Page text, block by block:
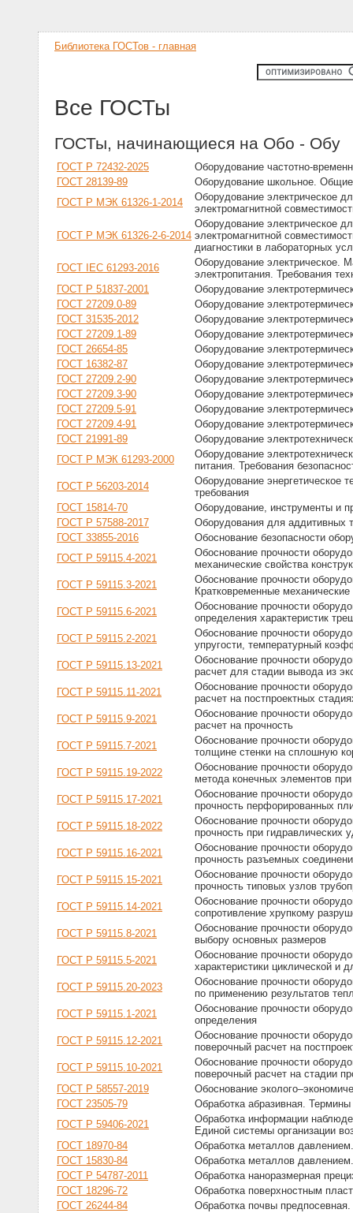
Библиотека ГОСТов - главная
Все ГОСТы
ГОСТы, начинающиеся на Обо - Обу
ГОСТ Р 72432-2025
Оборудование частотно-
ГОСТ 28139-89
Оборудование школьное. Общие
ГОСТ Р МЭК 61326-1-2014
Оборудование электрическое
электромагнитной
ГОСТ Р МЭК 61326-2-6-2014
Оборудование электрическое
электромагнитной
диагностики в лабораторных
ГОСТ IEC 61293-2016
Оборудование электрическое.
электропитания. Требования
ГОСТ Р 51837-2001
Оборудование
ГОСТ 27209.0-89
Оборудование
ГОСТ 31535-2012
Оборудование
ГОСТ 27209.1-89
Оборудование
ГОСТ 26654-85
Оборудование
ГОСТ 16382-87
Оборудование
ГОСТ 27209.2-90
Оборудование
ГОСТ 27209.3-90
Оборудование
ГОСТ 27209.5-91
Оборудование
ГОСТ 27209.4-91
Оборудование
ГОСТ 21991-89
Оборудование
ГОСТ Р МЭК 61293-2000
Оборудование
питания. Требования
ГОСТ Р 56203-2014
Оборудование
требования
ГОСТ 15814-70
Оборудование, инструменты и
ГОСТ Р 57588-2017
Оборудования для аддитивных
ГОСТ 33855-2016
Обоснование безопасности
ГОСТ Р 59115.4-2021
Обоснование прочности
механические свойства
ГОСТ Р 59115.3-2021
Обоснование прочности
Кратковременные
ГОСТ Р 59115.6-2021
Обоснование прочности
определения характеристик
ГОСТ Р 59115.2-2021
Обоснование прочности
упругости, температурный
ГОСТ Р 59115.13-2021
Обоснование прочности
расчет для стадии вывода из
ГОСТ Р 59115.11-2021
Обоснование прочности
расчет на постпроектных
ГОСТ Р 59115.9-2021
Обоснование прочности
расчет на прочность
ГОСТ Р 59115.7-2021
Обоснование прочности
толщине стенки на сплошную
ГОСТ Р 59115.19-2022
Обоснование прочности
метода конечных элементов
ГОСТ Р 59115.17-2021
Обоснование прочности
прочность перфорированных
ГОСТ Р 59115.18-2022
Обоснование прочности
прочность при гидравлических
ГОСТ Р 59115.16-2021
Обоснование прочности
прочность разъемных
ГОСТ Р 59115.15-2021
Обоснование прочности
прочность типовых узлов
ГОСТ Р 59115.14-2021
Обоснование прочности
сопротивление хрупкому
ГОСТ Р 59115.8-2021
Обоснование прочности
выбору основных размеров
ГОСТ Р 59115.5-2021
Обоснование прочности
характеристики циклической и
ГОСТ Р 59115.20-2023
Обоснование прочности
по применению результатов
ГОСТ Р 59115.1-2021
Обоснование прочности
определения
ГОСТ Р 59115.12-2021
Обоснование прочности
поверочный расчет на
ГОСТ Р 59115.10-2021
Обоснование прочности
поверочный расчет на стадии
ГОСТ Р 58557-2019
Обоснование
ГОСТ 23505-79
Обработка абразивная.
ГОСТ Р 59406-2021
Обработка информации
Единой системы организации
ГОСТ 18970-84
Обработка металлов
ГОСТ 15830-84
Обработка металлов
ГОСТ Р 54787-2011
Обработка наноразмерная
ГОСТ 18296-72
Обработка поверхностным
ГОСТ 26244-84
Обработка почвы